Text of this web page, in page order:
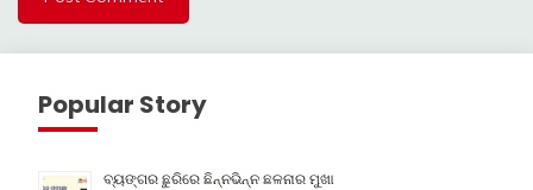
Popular Story
ବ୍ୟଙ୍ଗର ଛୁରିରେ ଛିନ୍ନଭିନ୍ନ ଛଳନାର ମୁଖା